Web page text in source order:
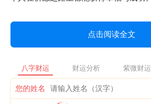
点击阅读全文
八字财运 财运分析 紫微财运
您的姓名